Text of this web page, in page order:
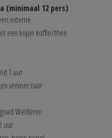
(minimaal 12 pers)
externe
een kopje koffie/thee
1 uur
vervoer naar
Welderen
uur